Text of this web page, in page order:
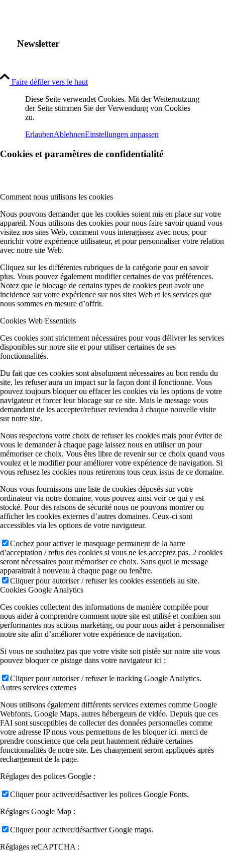
Newsletter
Faire défiler vers le haut
Diese Seite verwendet Cookies. Mit der Weiternutzung
der Seite stimmen Sie der Verwendung von Cookies
zu.
ErlaubenAblehnenEinstellungen anpassen
Cookies et paramètres de confidentialité
Comment nous utilisons les cookies
Nous pouvons demander que les cookies soient mis en place sur votre
appareil. Nous utilisons des cookies pour nous faire savoir quand vous
visitez nos sites Web, comment vous interagissez avec nous, pour
enrichir votre expérience utilisateur, et pour personnaliser votre relation
avec notre site Web.
Cliquez sur les différentes rubriques de la catégorie pour en savoir
plus. Vous pouvez également modifier certaines de vos préférences.
Notez que le blocage de certains types de cookies peut avoir une
incidence sur votre expérience sur nos sites Web et les services que
nous sommes en mesure d’offrir.
Cookies Web Essentiels
Ces cookies sont strictement nécessaires pour vous délivrer les services
disponibles sur notre site et pour utiliser certaines de ses
fonctionnalités.
Du fait que ces cookies sont absolument nécessaires au bon rendu du
site, les refuser aura un impact sur la façon dont il fonctionne. Vous
pouvez toujours bloquer ou effacer les cookies via les options de votre
navigateur et forcer leur blocage sur ce site. Mais le message vous
demandant de les accepter/refuser reviendra à chaque nouvelle visite
sur notre site.
Nous respectons votre choix de refuser les cookies mais pour éviter de
vous le demander à chaque page laissez nous en utiliser un pour
mémoriser ce choix. Vous êtes libre de revenir sur ce choix quand vous
voulez et le modifier pour améliorer votre expérience de navigation. Si
vous refusez les cookies nous retirerons tous ceux issus de ce domaine.
Nous vous fournissons une liste de cookies déposés sur votre
ordinateur via notre domaine, vous pouvez ainsi voir ce qui y est
stocké. Pour des raisons de sécurité nous ne pouvons montrer ou
afficher les cookies externes d’autres domaines. Ceux-ci sont
accessibles via les options de votre navigateur.
Cochez pour activer le masquage permanent de la barre
d’acceptation / refus des cookies si vous ne les acceptez pas. 2 cookies
seront nécessaires pour mémoriser ce choix. Sans quoi le message
apparaitrait à nouveau à chaque page ou fenêtre.
Cliquer pour autoriser / refuser les cookies essentiels au site.
Cookies Google Analytics
Ces cookies collectent des informations de manière compilée pour
nous aider à comprendre comment notre site est utilisé et combien son
performantes nos actions marketing, ou pour nous aider à personnaliser
notre site afin d’améliorer votre expérience de navigation.
Si vous ne souhaitez pas que votre visite soit pistée sur notre site vous
pouvez bloquer ce pistage dans votre navigateur ici :
Cliquer pour autoriser / refuser le tracking Google Analytics.
Autres services externes
Nous utilisons également différents services externes comme Google
Webfonts, Google Maps, autres hébergeurs de vidéo. Depuis que ces
FAI sont susceptibles de collecter des données personnelles comme
votre adresse IP nous vous permettons de les bloquer ici. merci de
prendre conscience que cela peut hautement réduire certaines
fonctionnalités de notre site. Les changement seront appliqués après
rechargement de la page.
Réglages des polices Google :
Cliquer pour activer/désactiver les polices Google Fonts.
Réglages Google Map :
Cliquer pour activer/désactiver Google maps.
Réglages reCAPTCHA :